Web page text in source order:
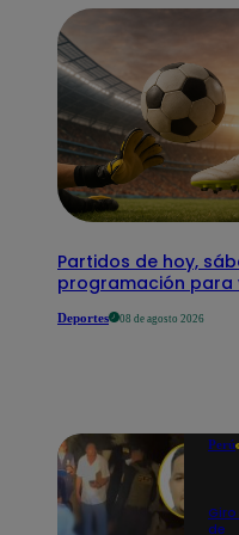
Partidos de hoy,
programación para
Deportes 08 de agosto 2026
Perú
de